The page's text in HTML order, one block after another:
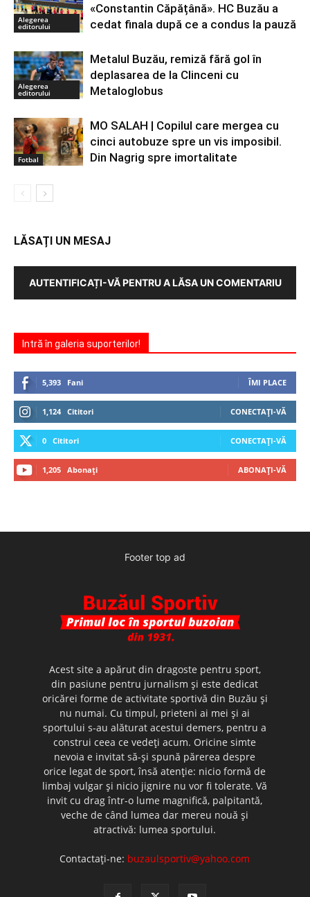
Alegerea
editorului
«Constantin Căpățână». HC Buzău a
cedat finala după ce a condus la pauză
Alegerea
editorului
Metalul Buzău, remiză fără gol în
deplasarea de la Clinceni cu
Metaloglobus
Fotbal
MO SALAH | Copilul care mergea cu
cinci autobuze spre un vis imposibil.
Din Nagrig spre imortalitate
LĂSAȚI UN MESAJ
AUTENTIFICAȚI-VĂ PENTRU A LĂSA UN COMENTARIU
Intră în galeria suporterilor!
5,393 Fani ÎMI PLACE
1,124 Cititori CONECTAȚI-VĂ
0 Cititori CONECTAȚI-VĂ
1,205 Abonați ABONAȚI-VĂ
Footer top ad
Acest site a apărut din dragoste pentru sport,
din pasiune pentru jurnalism şi este dedicat
oricărei forme de activitate sportivă din Buzău şi
nu numai. Cu timpul, prieteni ai mei şi ai
sportului s-au alăturat acestui demers, pentru a
construi ceea ce vedeţi acum. Oricine simte
nevoia e invitat să-şi spună părerea despre
orice legat de sport, însă atenţie: nicio formă de
limbaj vulgar şi nicio jignire nu vor fi tolerate. Vă
invit cu drag într-o lume magnifică, palpitantă,
veche de când lumea dar mereu nouă şi
atractivă: lumea sportului.
Contactați-ne: buzaulsportiv@yahoo.com